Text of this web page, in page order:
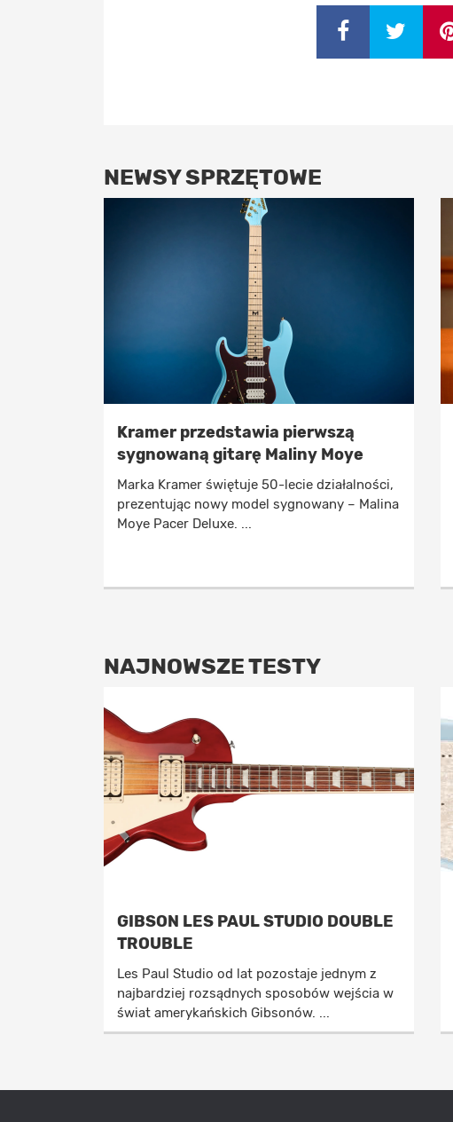
NEWSY SPRZĘTOWE
Kramer przedstawia pierwszą
sygnowaną gitarę Maliny Moye
Marka Kramer świętuje 50-lecie działalności,
prezentując nowy model sygnowany – Malina
Moye Pacer Deluxe. ...
NAJNOWSZE TESTY
GIBSON LES PAUL STUDIO DOUBLE
TROUBLE
Les Paul Studio od lat pozostaje jednym z
najbardziej rozsądnych sposobów wejścia w
świat amerykańskich Gibsonów. ...